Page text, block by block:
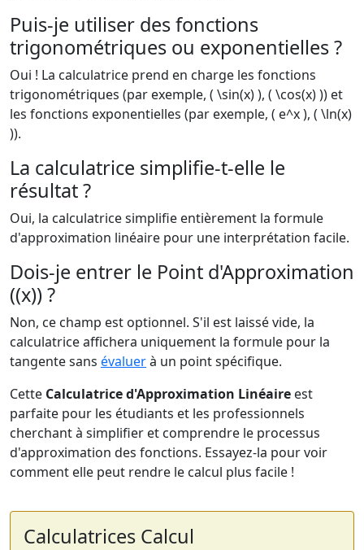
Puis-je utiliser des fonctions
trigonométriques ou exponentielles ?
Oui ! La calculatrice prend en charge les fonctions
trigonométriques (par exemple, ( \sin(x) ), ( \cos(x) )) et
les fonctions exponentielles (par exemple, ( e^x ), ( \ln(x)
)).
La calculatrice simplifie-t-elle le
résultat ?
Oui, la calculatrice simplifie entièrement la formule
d'approximation linéaire pour une interprétation facile.
Dois-je entrer le Point d'Approximation
((x)) ?
Non, ce champ est optionnel. S'il est laissé vide, la
calculatrice affichera uniquement la formule pour la
tangente sans évaluerà un point spécifique.
Cette Calculatrice d'Approximation Linéaire est
parfaite pour les étudiants et les professionnels
cherchant à simplifier et comprendre le processus
d'approximation des fonctions. Essayez-la pour voir
comment elle peut rendre le calcul plus facile !
Calculatrices Calcul